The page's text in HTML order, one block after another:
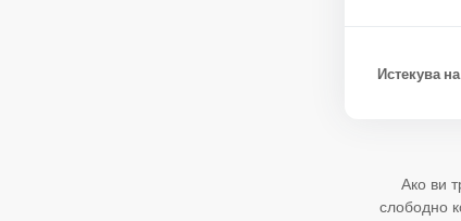
Истекува на
Ако ви
слободно